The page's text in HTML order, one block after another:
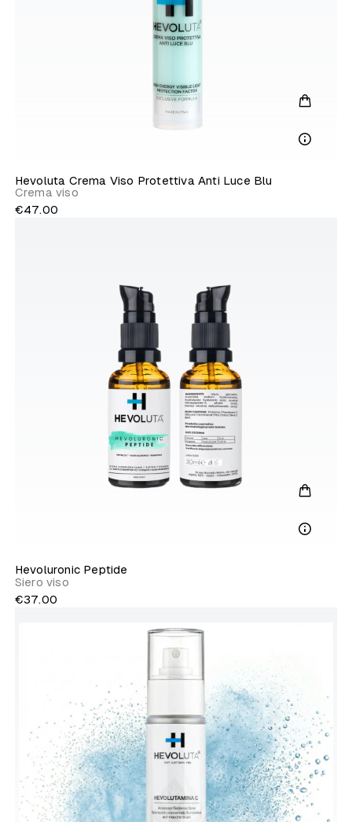
Hevoluta Crema Viso Protettiva Anti Luce Blu
Crema viso
€47.00
Hevoluronic Peptide
Siero viso
€37.00